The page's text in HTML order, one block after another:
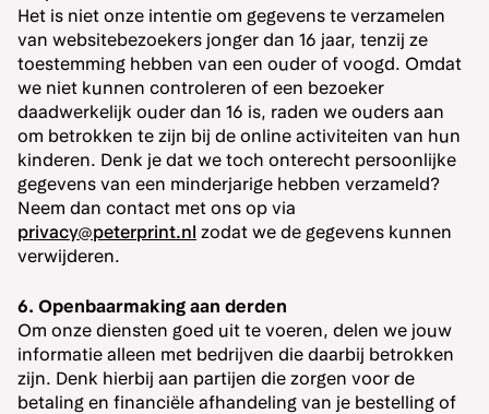
Het is niet onze intentie om gegevens te verzamelen
van websitebezoekers jonger dan 16 jaar, tenzij ze
toestemming hebben van een ouder of voogd. Omdat
we niet kunnen controleren of een bezoeker
daadwerkelijk ouder dan 16 is, raden we ouders aan
om betrokken te zijn bij de online activiteiten van hun
kinderen. Denk je dat we toch onterecht persoonlijke
gegevens van een minderjarige hebben verzameld?
Neem dan contact met ons op via
privacy@peterprint.nl zodat we de gegevens kunnen
verwijderen.
6. Openbaarmaking aan derden
Om onze diensten goed uit te voeren, delen we jouw
informatie alleen met bedrijven die daarbij betrokken
zijn. Denk hierbij aan partijen die zorgen voor de
betaling en financiële afhandeling van je bestelling of